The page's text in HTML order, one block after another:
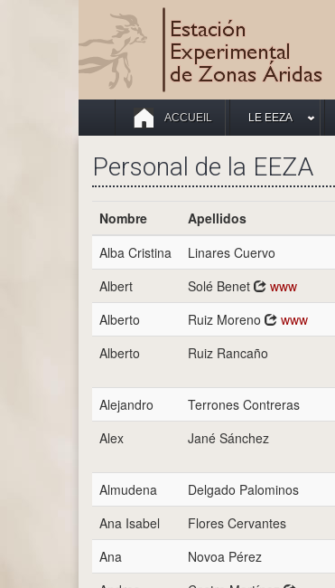
ACCUEIL LE EEZA
Personal de la EEZA
Nombre Apellidos
Alba Cristina
Linares Cuervo
Albert
Solé Benet www
Alberto
Ruiz Moreno www
Alberto
Ruiz Rancaño
Alejandro Terrones Contreras
Alex
Jané Sánchez
Almudena Delgado Palominos
Ana Isabel
Flores Cervantes
Ana
Novoa Pérez